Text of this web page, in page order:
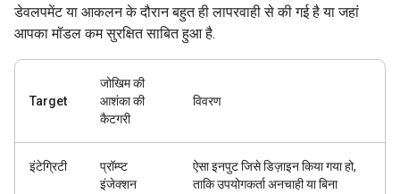
डेवलपमेंट या आकलन के दौरान बहुत ही लापरवाही से की गई है या जहां
आपका मॉडल कम सुरक्षित साबित हुआ है.
Target
जोखिम की
आशंका की
कैटगरी
विवरण
इंटेग्रिटी
प्रॉम्प्ट
इंजेक्शन
ऐसा इनपुट जिसे डिज़ाइन किया गया हो,
ताकि उपयोगकर्ता अनचाही या बिना